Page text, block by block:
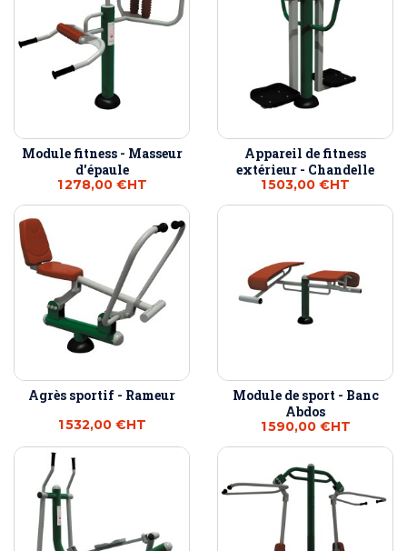
Module fitness - Masseur
d'épaule
1 278,00 €HT
Appareil de fitness
extérieur - Chandelle
1 503,00 €HT
Agrès sportif - Rameur
1 532,00 €HT
Module de sport - Banc
Abdos
1 590,00 €HT